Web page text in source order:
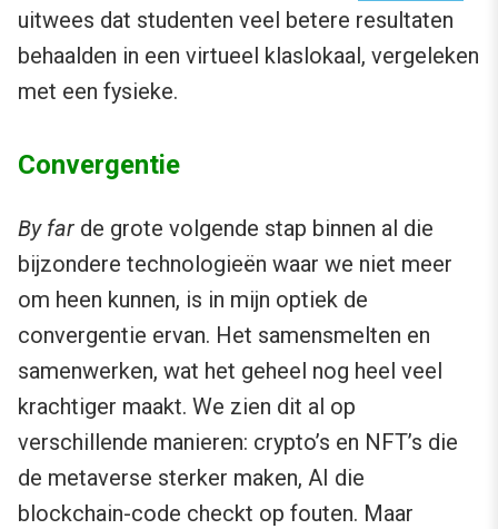
uitwees dat studenten veel betere resultaten
behaalden in een virtueel klaslokaal, vergeleken
met een fysieke.
Convergentie
By far de grote volgende stap binnen al die
bijzondere technologieën waar we niet meer
om heen kunnen, is in mijn optiek de
convergentie ervan. Het samensmelten en
samenwerken, wat het geheel nog heel veel
krachtiger maakt. We zien dit al op
verschillende manieren: crypto’s en NFT’s die
de metaverse sterker maken, AI die
blockchain-code checkt op fouten. Maar